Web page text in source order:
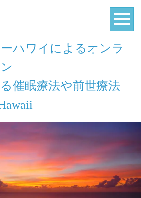
ハワイによるオンラ
催眠療法や前世療法